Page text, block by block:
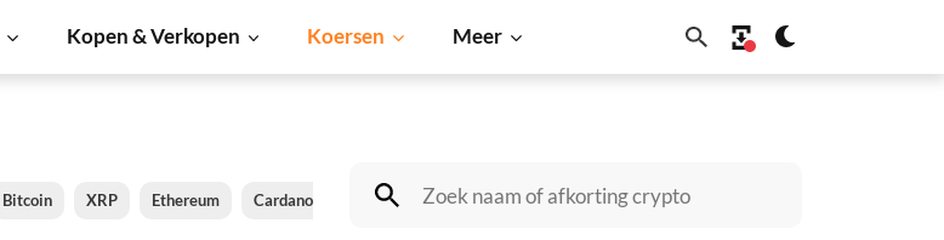
Kopen & Verkopen Koersen Meer
Bitcoin XRP Ethereum Cardano Shiba Inu Dogecoin Solana BNB